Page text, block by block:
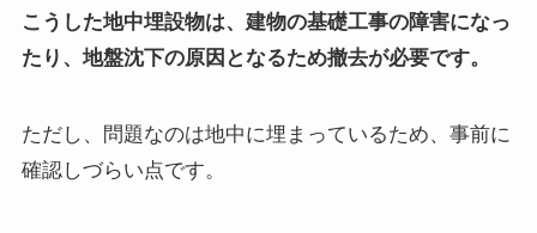
こうした地中埋設物は、建物の基礎工事の障害になっ
たり、地盤沈下の原因となるため撤去が必要です。
ただし、問題なのは地中に埋まっているため、事前に
確認しづらい点です。